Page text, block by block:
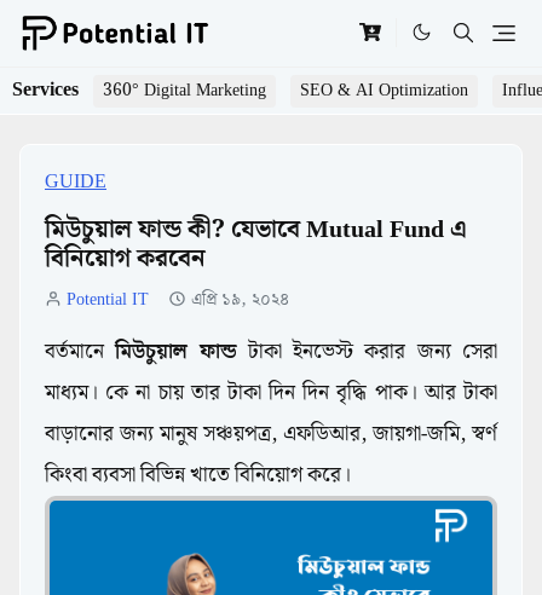
Services 360° Digital Marketing SEO & AI Optimization
GUIDE
মিউচুয়াল ফান্ড কী? যেভাবে Mutual Fund এ
বিনিয়োগ করবেন
Potential IT এপ্রি ১৯, ২০২৪
বর্তমানেমিউচুয়াল ফান্ডটাকা ইনভেস্ট করার জন্য সেরা
মাধ্যম। কে না চায় তার টাকা দিন দিন বৃদ্ধি পাক। আর টাকা
বাড়ানোর জন্য মানুষ সঞ্চয়পত্র, এফডিআর, জায়গা-জমি, স্বর্ণ
কিংবা ব্যবসা বিভিন্ন খাতে বিনিয়োগ করে।